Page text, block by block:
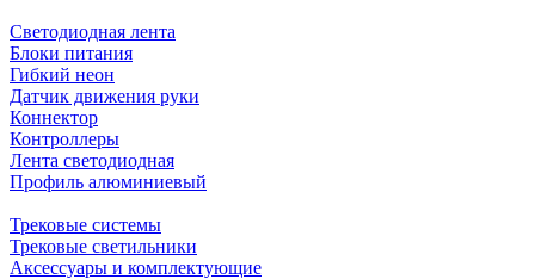
Светодиодная лента
Блоки питания
Гибкий неон
Датчик движения руки
Коннектор
Контроллеры
Лента светодиодная
Профиль алюминиевый
Трековые системы
Трековые светильники
Аксессуары и комплектующие